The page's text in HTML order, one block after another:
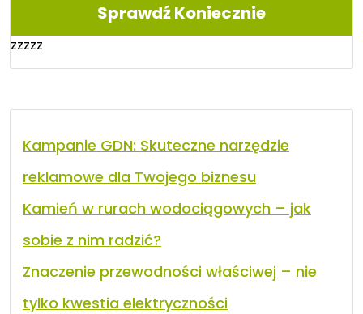
Sprawdź Koniecznie
zzzzz
Kampanie GDN: Skuteczne narzędzie
reklamowe dla Twojego biznesu
Kamień w rurach wodociągowych – jak
sobie z nim radzić?
Znaczenie przewodności właściwej – nie
tylko kwestia elektryczności